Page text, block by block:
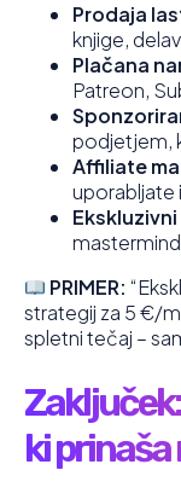
Prodaja
knjige,
Plačana
Patreon,
podjetjem,
Affiliate
uporabljate
PRIMER:
strategij za 5 €/
spletni tečaj –
ki